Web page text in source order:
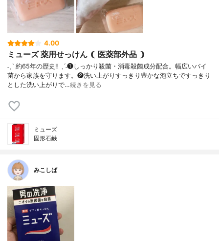
4.00
ミューズ 薬用せっけん ❨ 医薬部外品 ❩
˗ˏˋ 約65年の歴史‼︎ ˎˊ˗❶しっかり殺菌・消毒殺菌成分配合。幅広いバイ
菌から家族を守ります。❷洗い上がりすっきり豊かな泡立ちですっきり
とした洗い上がりで…続きを見る
ミューズ
固形石鹸
みこしば